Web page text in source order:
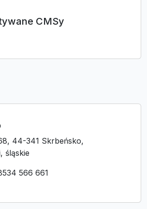
CMSy
44-341 Skrbeńsko,
śląskie
566 661